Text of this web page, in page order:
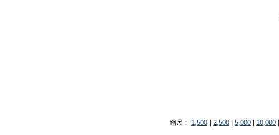
縮尺： 1,500 2,500 5,000 10,000